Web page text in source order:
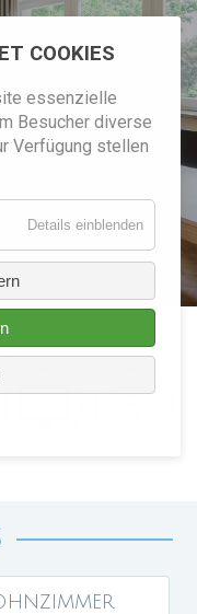
COOKIES
essenzielle
Besucher diverse
Verfügung stellen
Details einblendenfür